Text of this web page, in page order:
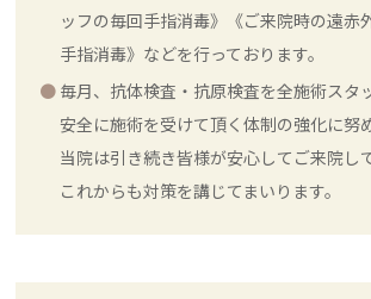
ッフの毎回手指消毒》《ご来院時の遠赤
手指消毒》などを行っております。
毎月、抗体検査・抗原検査を全施術スタ
安全に施術を受けて頂く体制の強化に努
当院は引き続き皆様が安心してご来院し
これからも対策を講じてまいります。